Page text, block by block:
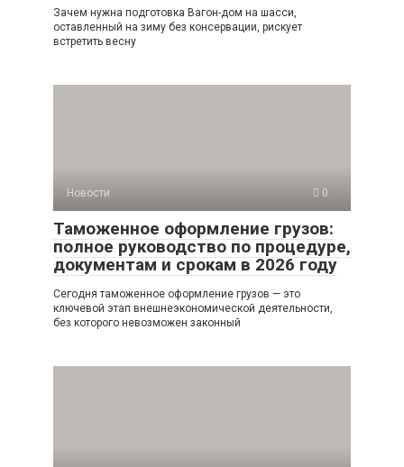
Зачем нужна подготовка Вагон-дом на шасси,
оставленный на зиму без консервации, рискует
встретить весну
Новости 0
Таможенное оформление грузов:
полное руководство по процедуре,
документам и срокам в 2026 году
Сегодня таможенное оформление грузов — это
ключевой этап внешнеэкономической деятельности,
без которого невозможен законный